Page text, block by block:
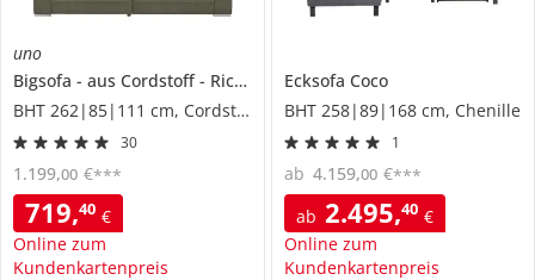
uno
Bigsofa
aus Cordstoff
Ricardo
BHT 262|85|111 cm, Cordstoff
30
719,40 €
Online zum
Kundenkartenpreis
1.199,00 €***
Ecksofa Coco
BHT 258|89|168 cm, Chenille
1
ab 2.495,40 €
Online zum
Kundenkartenpreis
ab 4.159,00 €***